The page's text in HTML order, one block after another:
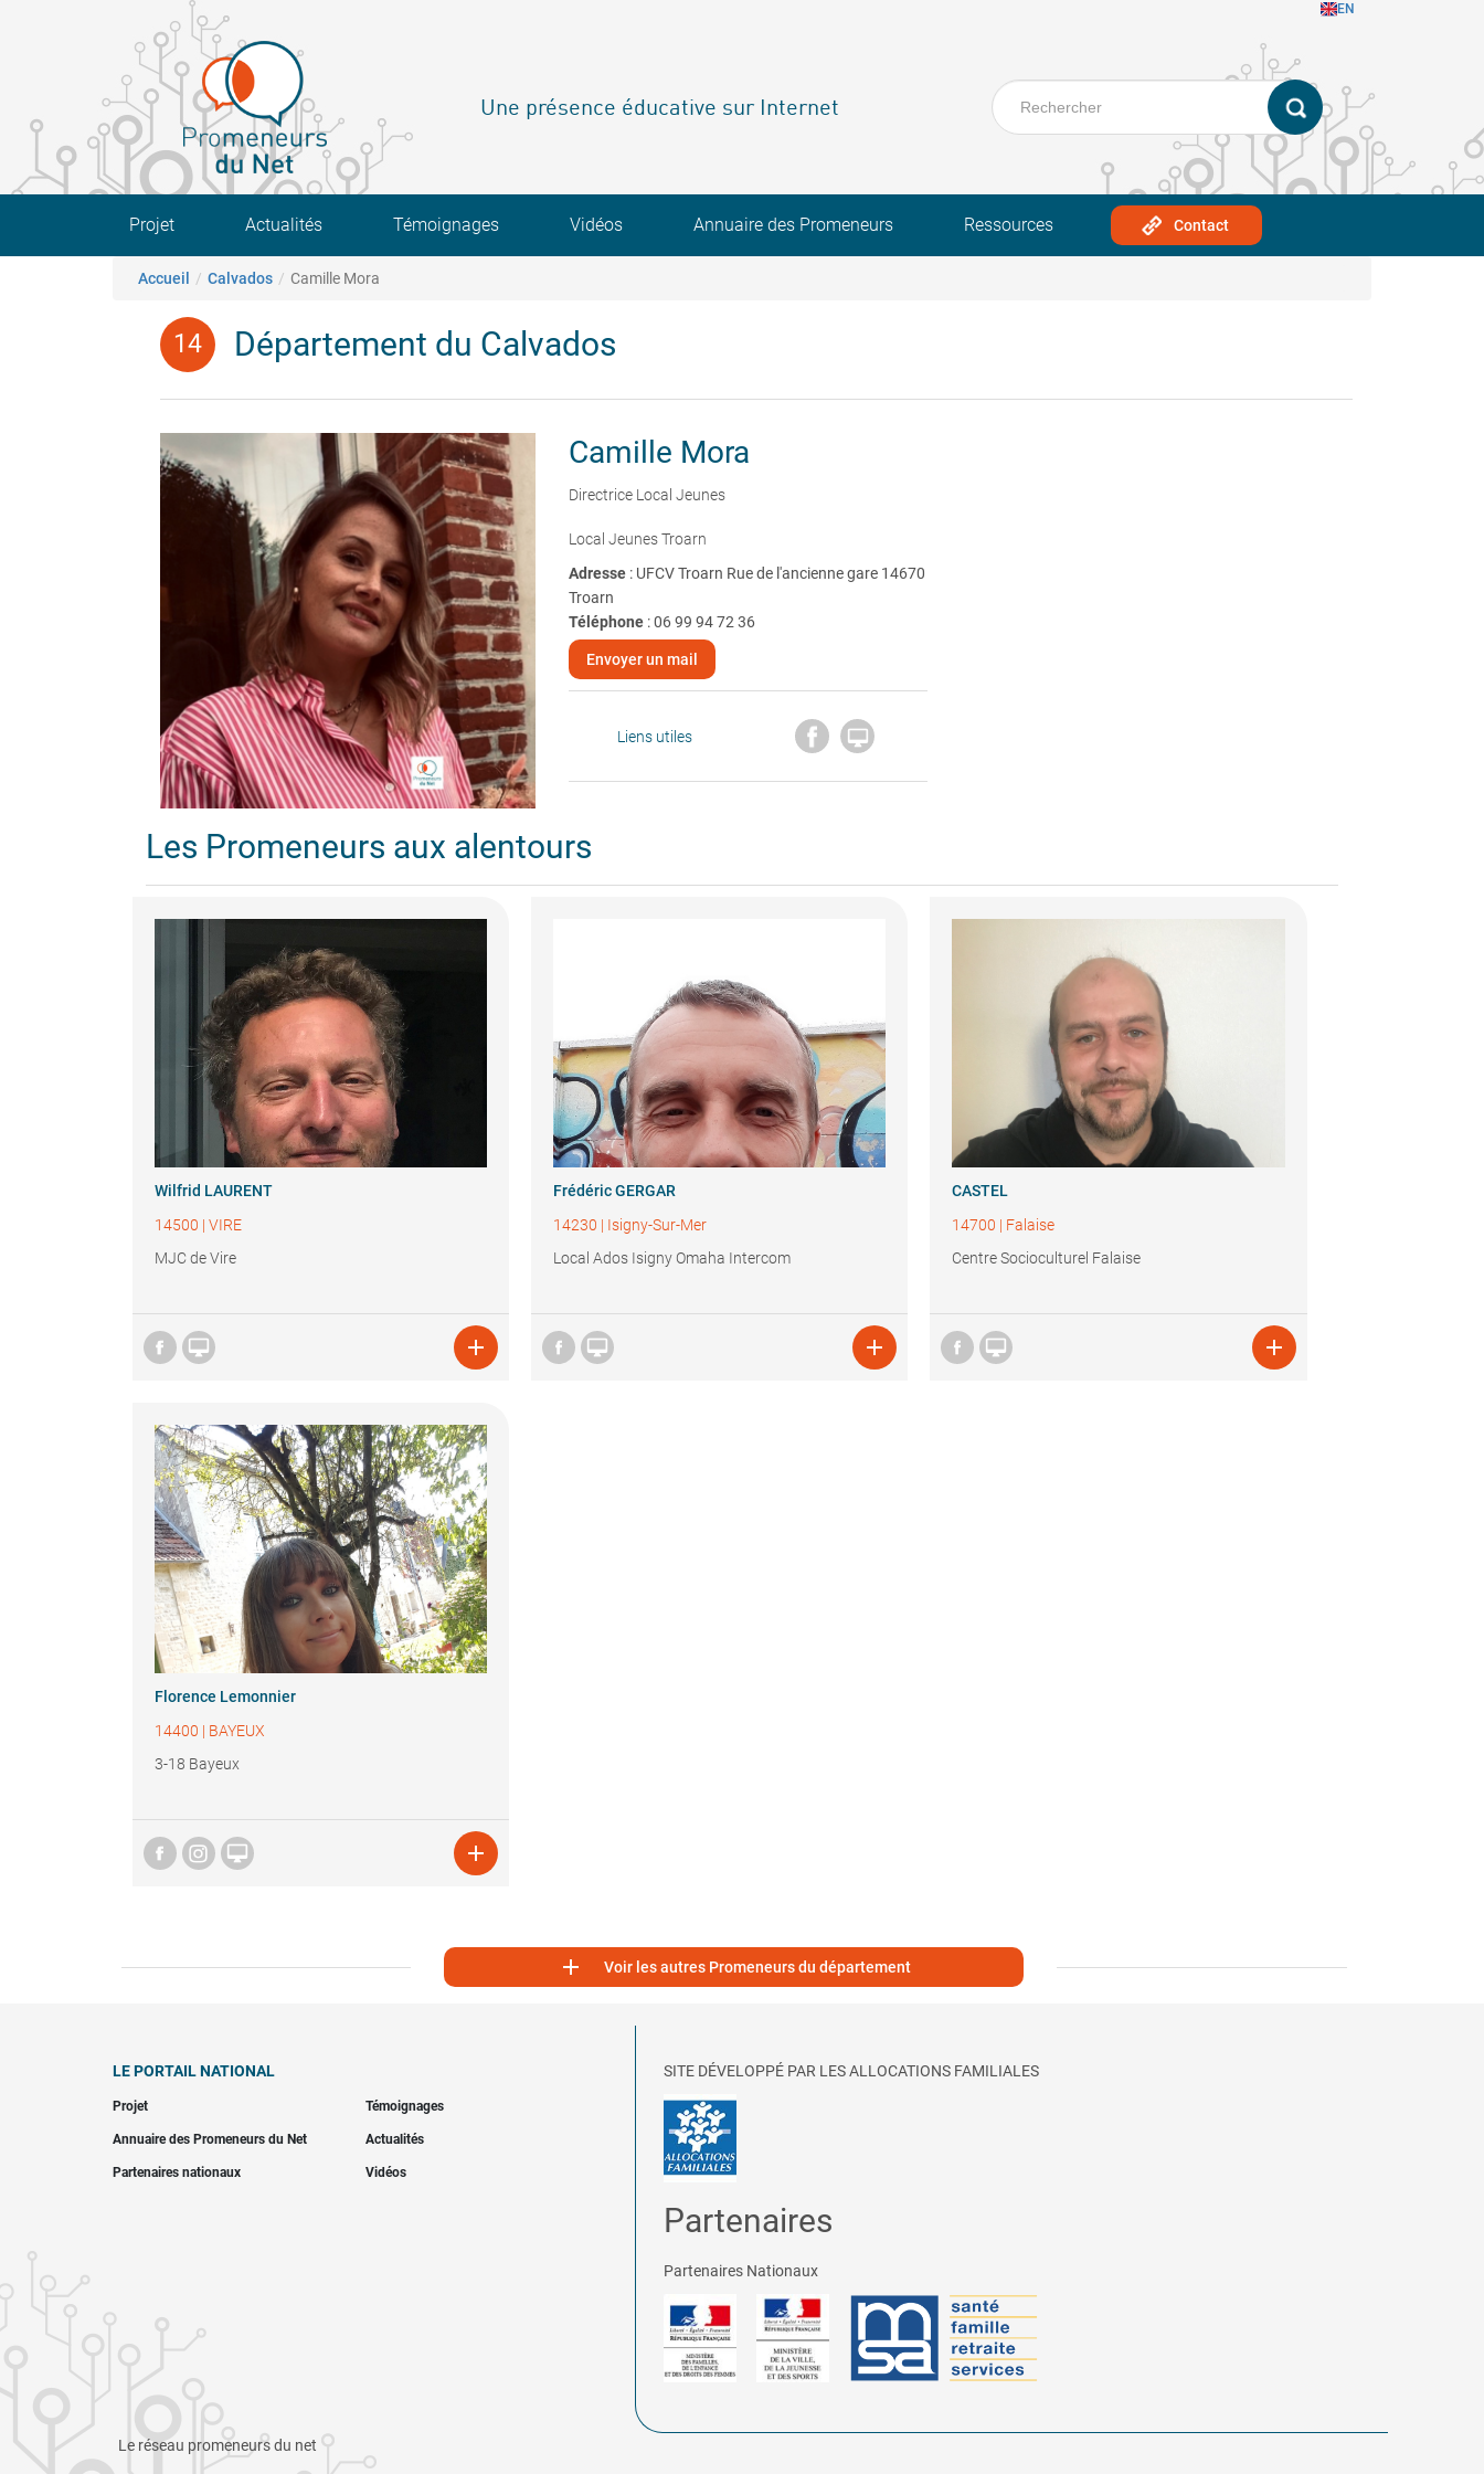
EN
Une présence éducative sur Internet
Main navigation
Projet Actualités Témoignages Vidéos Annuaire des Promeneurs Ressources Contact
Fil d'Ariane
Accueil Calvados Camille Mora
Département du Calvados
Camille Mora
Directrice Local Jeunes
Local Jeunes Troarn
Adresse : UFCV Troarn Rue de l'ancienne gare 14670
Troarn
Téléphone:06 99 94 72 36
Envoyer un mail
Liens utiles 
Les Promeneurs aux alentours
Wilfrid LAURENT
14500 | VIRE
MJC de Vire
 
Frédéric GERGAR
14230 | Isigny-Sur-Mer
Local Ados Isigny Omaha Intercom
 
CASTEL
14700 | Falaise
Centre Socioculturel Falaise
 
Florence Lemonnier
14400 | BAYEUX
3-18 Bayeux
 
 Voir les autres Promeneurs du département
LE PORTAIL NATIONAL
Projet Témoignages
Annuaire des Promeneurs du Net Actualités
Partenaires nationaux Vidéos
SITE DÉVELOPPÉ PAR LES ALLOCATIONS FAMILIALES
Partenaires
Partenaires Nationaux
Le réseau promeneurs du net